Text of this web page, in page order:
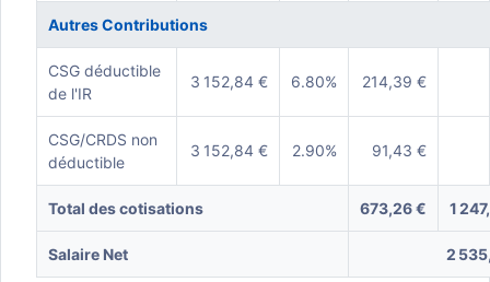
Autres Contributions
CSG déductible
de l'IR
3 152,84 € 6.80% 214,39 €
CSG/CRDS non
déductible
3 152,84 € 2.90% 91,43 €
Total des cotisations 673,26 € 1
Salaire Net 2